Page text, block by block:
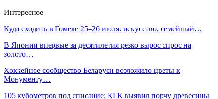
Интересное
Куда сходить в Гомеле 25–26 июля: искусство, семейный…
В Японии впервые за десятилетия резко вырос спрос на
золото…
Хоккейное сообщество Беларуси возложило цветы к
Монументу…
105 кубометров под списание: КГК выявил порчу древесины